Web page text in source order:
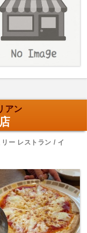
アン
ー レストラン / イ